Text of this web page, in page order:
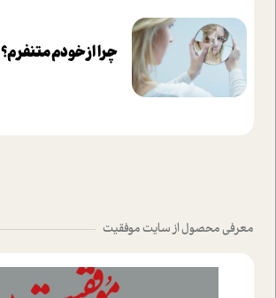
چرا از خودم متنفرم؟
معرفی محصول از سایت موفقیت